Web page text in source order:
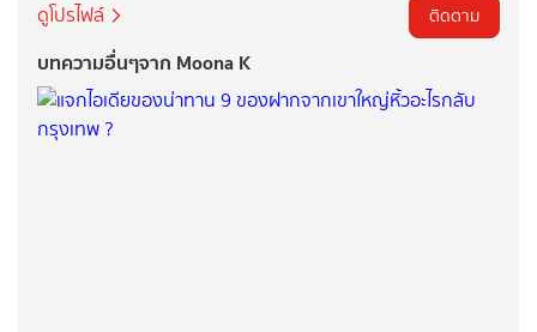
ดูโปรไฟล์ ติดตาม
บทความอื่นๆจาก Moona K